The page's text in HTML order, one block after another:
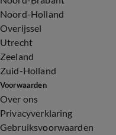
Noord-Holland
Overijssel
Utrecht
Zeeland
Zuid-Holland
Voorwaarden
Over ons
Privacyverklaring
Gebruiksvoorwaarden